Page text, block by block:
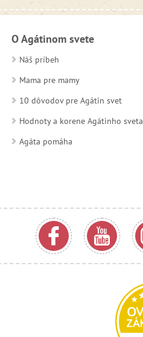
O Agátinom svete
Náš príbeh
Mama pre mamy
10 dôvodov pre Agátin svet
Hodnoty a korene Agátinho sveta
Agáta pomáha